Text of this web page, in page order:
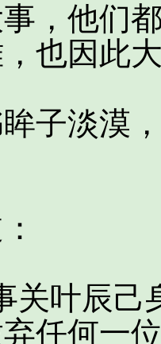
他们都
也因此
淡漠，
叶辰己
任何一